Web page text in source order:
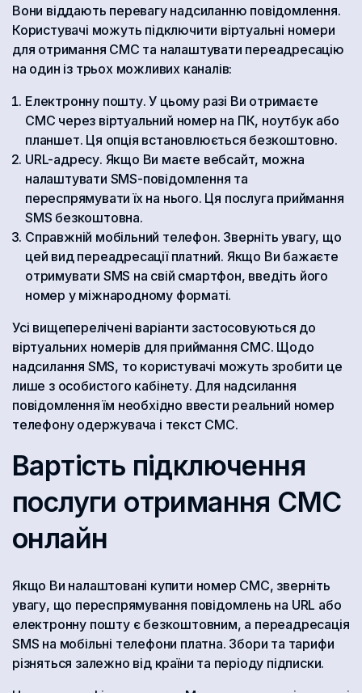
Вони віддають перевагу надсиланню повідомлення.
Користувачі можуть підключити віртуальні номери
для отримання СМС та налаштувати переадресацію
на один із трьох можливих каналів:
Електронну пошту. У цьому разі Ви отримаєте
СМС через віртуальний номер на ПК, ноутбук або
планшет. Ця опція встановлюється безкоштовно.
URL-адресу. Якщо Ви маєте вебсайт, можна
налаштувати SMS-повідомлення та
переспрямувати їх на нього. Ця послуга приймання
SMS безкоштовна.
Справжній мобільний телефон. Зверніть увагу, що
цей вид переадресації платний. Якщо Ви бажаєте
отримувати SMS на свій смартфон, введіть його
номер у міжнародному форматі.
Усі вищеперелічені варіанти застосовуються до
віртуальних номерів для приймання СМС. Щодо
надсилання SMS, то користувачі можуть зробити це
лише з особистого кабінету. Для надсилання
повідомлення їм необхідно ввести реальний номер
телефону одержувача і текст СМС.
Вартість підключення
послуги отримання СМС
онлайн
Якщо Ви налаштовані купити номер СМС, зверніть
увагу, що переспрямування повідомлень на URL або
електронну пошту є безкоштовним, а переадресація
SMS на мобільні телефони платна. Збори та тарифи
різняться залежно від країни та періоду підписки.